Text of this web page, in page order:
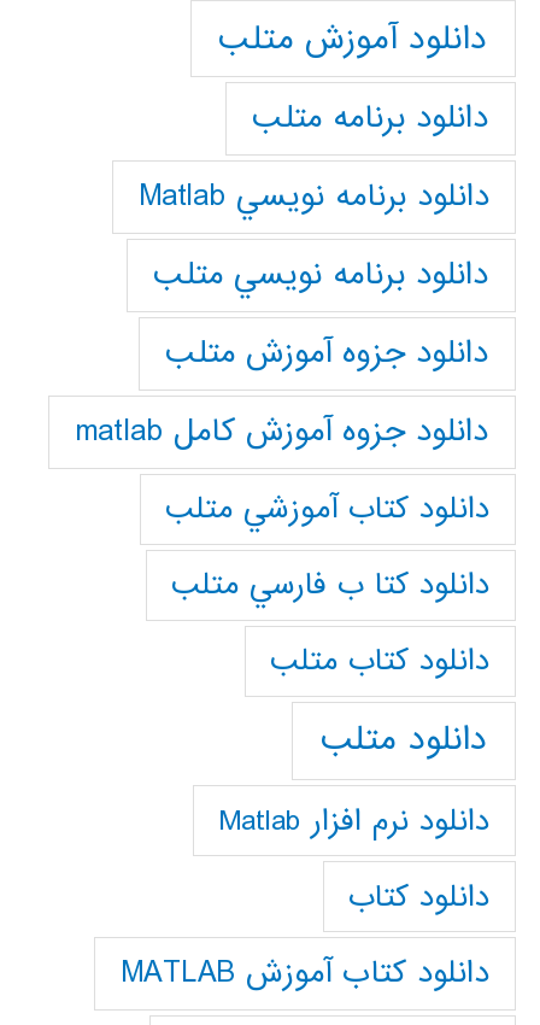
دانلود آموزش متلب
دانلود برنامه متلب
دانلود برنامه نويسي Matlab
دانلود برنامه نويسي متلب
دانلود جزوه آموزش متلب
دانلود جزوه آموزش کامل matlab
دانلود كتاب آموزشي متلب
دانلود كتا ب فارسي متلب
دانلود كتاب متلب
دانلود متلب
دانلود نرم افزار Matlab
دانلود کتاب
دانلود کتاب آموزش MATLAB